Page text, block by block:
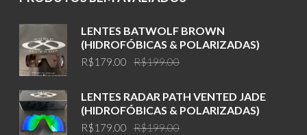
LENTES BATWOLF BROWN
(HIDROFÓBICAS & POLARIZADAS)
R$199.00
was:
R$199.00.
R$179.00
is:
R$179.00.
LENTES RADAR PATH VENTED JADE
(HIDROFÓBICAS & POLARIZADAS)
R$199.00
R$179.00